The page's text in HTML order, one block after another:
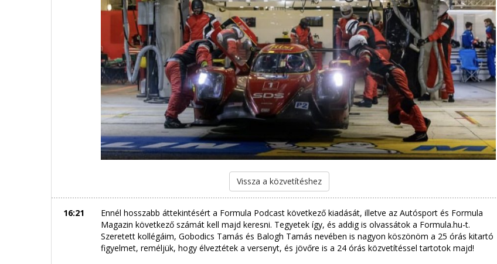
Vissza a közvetítéshez
16:21
Ennél hosszabb áttekintésért a Formula Podcast következő kiadását, illetve az Autósport és Formula
Magazin következő számát kell majd keresni. Tegyetek így, és addig is olvassátok a Formula.hu-t.
Szeretett kollégáim, Gobodics Tamás és Balogh Tamás nevében is nagyon köszönöm a 25 órás kitartó
figyelmet, reméljük, hogy élveztétek a versenyt, és jövőre is a 24 órás közvetítéssel tartotok majd!